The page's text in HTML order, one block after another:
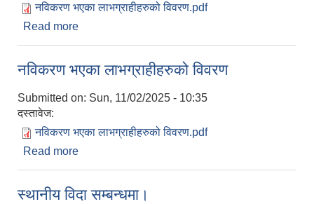
नविकरण भएका लाभग्राहीहरुको विवरण.pdf
Read more
नविकरण भएका लाभग्राहीहरुको विवरण
Submitted on: Sun, 11/02/2025 - 10:35
दस्तावेज:
नविकरण भएका लाभग्राहीहरुको विवरण.pdf
Read more
स्थानीय विदा सम्बन्धमा।